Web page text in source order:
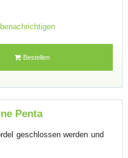
Bestellen
Penta
geschlossen werden und